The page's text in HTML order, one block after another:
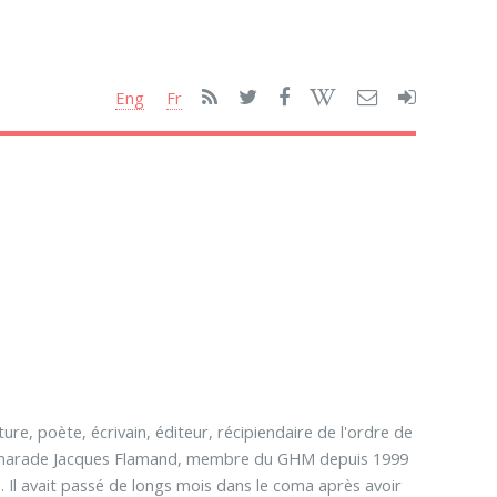
Eng Fr
poète, écrivain, éditeur, récipiendaire de l'ordre de
Jacques Flamand, membre du GHM depuis 1999
avait passé de longs mois dans le coma après avoir